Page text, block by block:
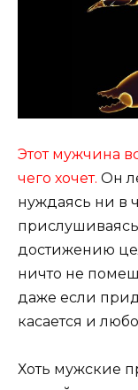
Этот мужчина
чего хочет. Он
нуждаясь ни в
достижению
ничто не
даже если
касается и
Хоть мужские